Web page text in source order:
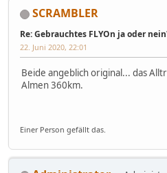
SCRAMBLER
Re: Gebrauchtes FLYOn ja oder
22. Juni 2020, 22:01
Beide angeblich original... das
Almen 360km.
Einer Person gefällt das.